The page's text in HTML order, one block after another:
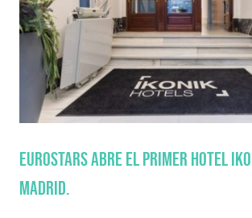
Eurostars abre el primer hotel
Madrid.